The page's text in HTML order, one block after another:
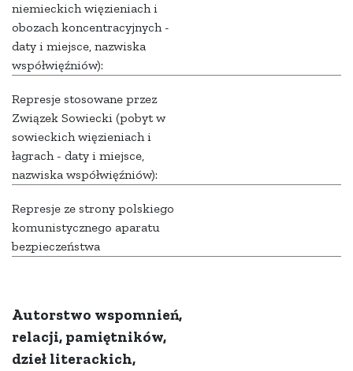
niemieckich więzieniach i
obozach koncentracyjnych -
daty i miejsce, nazwiska
współwięźniów):
Represje stosowane przez
Związek Sowiecki (pobyt w
sowieckich więzieniach i
łagrach - daty i miejsce,
nazwiska współwięźniów):
Represje ze strony polskiego
komunistycznego aparatu
bezpieczeństwa
Autorstwo wspomnień,
relacji, pamiętników,
dzieł literackich,